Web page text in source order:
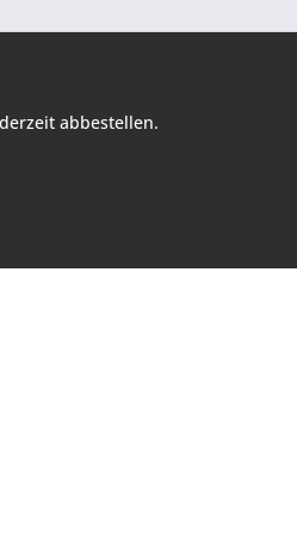
abbestellen.